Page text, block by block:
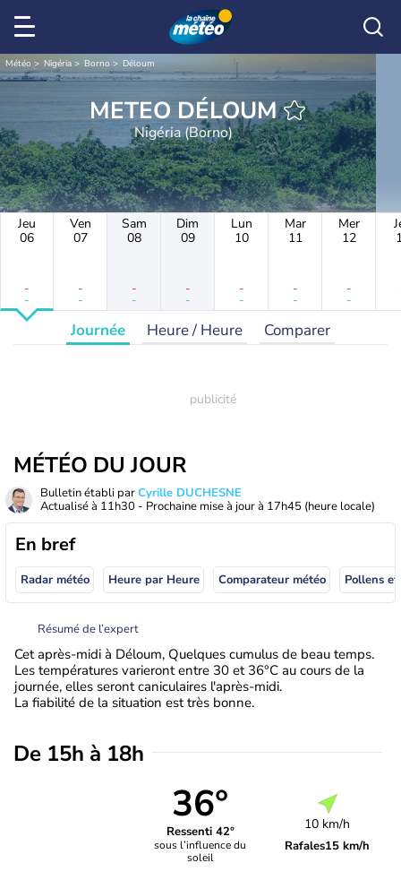
Météo Nigéria Borno Déloum
METEO DÉLOUM
Nigéria (Borno)
Jeu
06
-
-
Ven
07
-
-
Sam
08
-
-
Dim
09
-
-
Lun
10
-
-
Mar
11
-
-
Mer
12
-
-
Journée Heure / Heure Comparer
MÉTÉO DU JOUR
Bulletin établi parCyrille DUCHESNE
Actualisé à 11h30 - Prochaine mise à jour à 17h45 (heure locale)
En bref
Radar météo Heure par Heure Comparateur météo Pollens
Résumé de l’expert
Cet après-midi à Déloum, Quelques cumulus de beau temps.
Les températures varieront entre 30 et 36°C au cours de la
journée, elles seront caniculaires l'après-midi.
La fiabilité de la situation est très bonne.
De 15h à 18h
36°
Ressenti 42°
sous l’influence du
soleil
10 km/h
Rafales15 km/h